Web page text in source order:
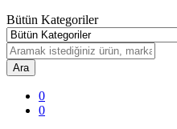
Bütün Kategoriler
Ara
0
0